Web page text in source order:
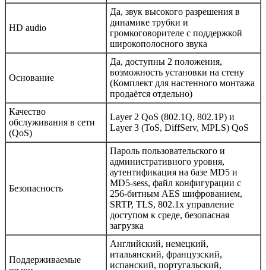
HD audio
Да, звук высокого разрешения в
динамике трубки и
громкоговорителе с поддержкой
широкополосного звука
Основание
Да, доступны 2 положения,
возможность установки на стену
(Комплект для настенного монтажа
продаётся отдельно)
Качество
обслуживания в сети
(QoS)
Layer 2 QoS (802.1Q, 802.1P) и
Layer 3 (ToS, DiffServ, MPLS) QoS
Безопасность
Пароль пользовательского и
административного уровня,
аутентификация на базе MD5 и
MD5-sess, файл конфигурации с
256-битным AES шифрованием,
SRTP, TLS, 802.1x управление
доступом к среде, безопасная
загрузка
Поддерживаемые
Английский, немецкий,
итальянский, французский,
испанский, португальский,